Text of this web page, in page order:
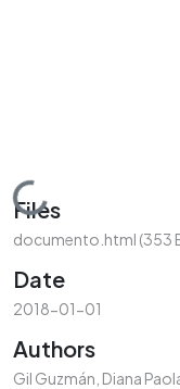
Loading...
Files
documento.html (353
Date
2018-01-01
Authors
Gil Guzmán, Diana